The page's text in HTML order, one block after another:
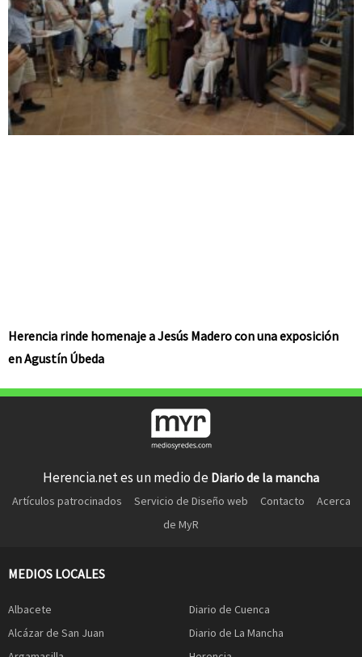
Herencia rinde homenaje a Jesús Madero con una exposición
en Agustín Úbeda
Herencia.net es un medio de Diario de la mancha
Artículos patrocinados Servicio de Diseño web Contacto
Acerca
de MyR
MEDIOS LOCALES
Albacete
Alcázar de San Juan
Diario de Cuenca
Diario de La Mancha